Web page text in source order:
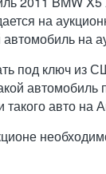
на
автомобиль на
под ключ из
автомобиль
авто на